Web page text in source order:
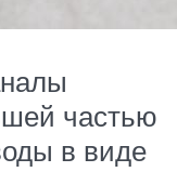
частью
в виде